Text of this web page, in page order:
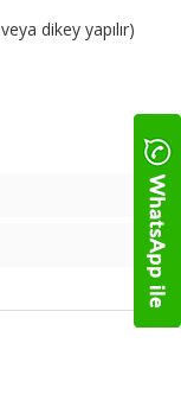
dikey yapılır)